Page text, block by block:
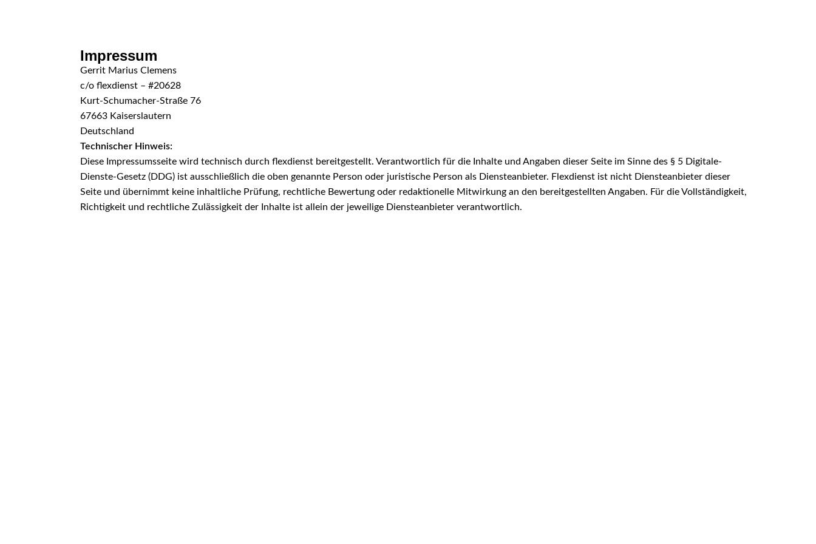
Impressum
Gerrit Marius Clemens
c/o flexdienst – #20628
Kurt-Schumacher-Straße 76
67663 Kaiserslautern
Deutschland
Technischer Hinweis:
Diese Impressumsseite wird technisch durch flexdienst bereitgestellt. Verantwortlich für die Inhalte und Angaben dieser Seite im Sinne des § 5 Digitale-
Dienste-Gesetz (DDG) ist ausschließlich die oben genannte Person oder juristische Person als Diensteanbieter. Flexdienst ist nicht Diensteanbieter dieser
Seite und übernimmt keine inhaltliche Prüfung, rechtliche Bewertung oder redaktionelle Mitwirkung an den bereitgestellten Angaben. Für die Vollständigkeit,
Richtigkeit und rechtliche Zulässigkeit der Inhalte ist allein der jeweilige Diensteanbieter verantwortlich.